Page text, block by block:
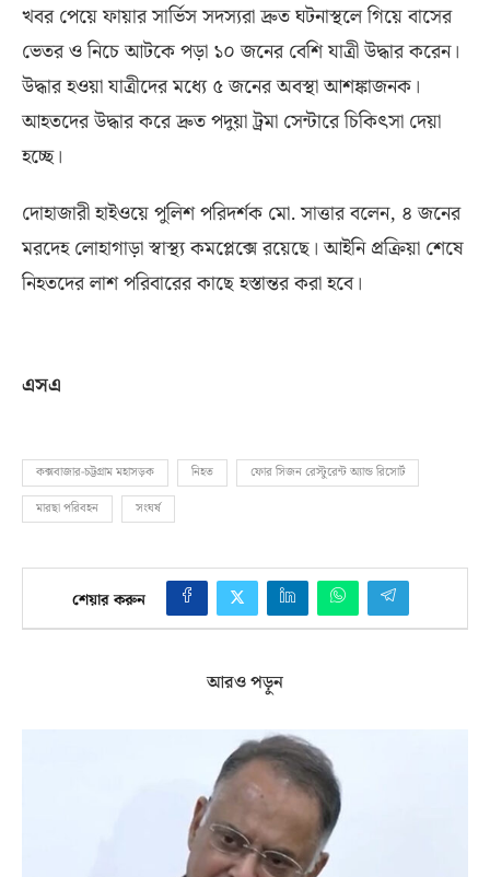
খবর পেয়ে ফায়ার সার্ভিস সদস্যরা দ্রুত ঘটনাস্থলে গিয়ে বাসের
ভেতর ও নিচে আটকে পড়া ১০ জনের বেশি যাত্রী উদ্ধার করেন।
উদ্ধার হওয়া যাত্রীদের মধ্যে ৫ জনের অবস্থা আশঙ্কাজনক।
আহতদের উদ্ধার করে দ্রুত পদুয়া ট্রমা সেন্টারে চিকিৎসা দেয়া
হচ্ছে।
দোহাজারী হাইওয়ে পুলিশ পরিদর্শক মো.সাত্তার বলেন, ৪ জনের
মরদেহ লোহাগাড়া স্বাস্থ্য কমপ্লেক্সে রয়েছে। আইনি প্রক্রিয়া শেষে
নিহতদের লাশ পরিবারের কাছে হস্তান্তর করা হবে।
এসএ
কক্সবাজার-চট্টগ্রাম মহাসড়ক নিহত
ফোর সিজন রেস্টুরেন্ট অ্যান্ড রিসোর্ট
মারছা পরিবহন
সংঘর্ষ
শেয়ার করুন
আরও পড়ুন